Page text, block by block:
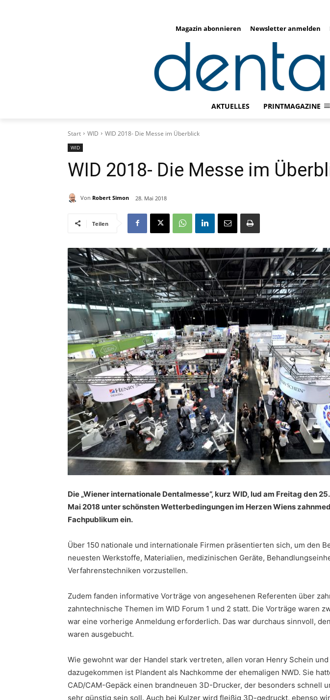
Magazin abonnieren Newsletter anmelden
AKTUELLES PRINTMAGAZINE
Start WID WID 2018- Die Messe im Überblick
WID
WID 2018- Die Messe im
Von Robert Simon 28. Mai 2018
Teilen
Die „Wiener internationale Dentalmesse“, kurz WID, lud am Freitag den
Mai 2018 unter schönsten Wetterbedingungen im Herzen Wiens
Fachpublikum ein.
Über 150 nationale und internationale Firmen präsentierten sich, um den
neuesten Werkstoffe, Materialien, medizinischen Geräte,
Verfahrenstechniken vorzustellen.
Zudem fanden informative Vorträge von angesehenen Referenten über
zahntechnische Themen im WID Forum 1 und 2 statt. Die Vorträge waren
war eine vorherige Anmeldung erforderlich. Das war durchaus sinnvoll,
waren ausgebucht.
Wie gewohnt war der Handel stark vertreten, allen voran Henry Schein
dazugekommen ist Plandent als Nachkomme der ehemaligen NWD. Sie
CAD/CAM-Gepäck einen brandneuen 3D-Drucker, der besonders schnell
sehr günstig sein soll. Auch bei Kulzer wird fleißig 3D-gedruckt, ebenso